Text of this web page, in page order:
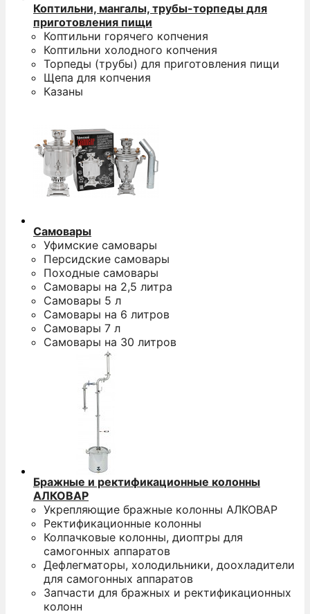
Коптильни, мангалы, трубы-торпеды для
приготовления пищи
Коптильни горячего копчения
Коптильни холодного копчения
Торпеды (трубы) для приготовления пищи
Щепа для копчения
Казаны
Самовары
Уфимские самовары
Персидские самовары
Походные самовары
Самовары на 2,5 литра
Самовары 5 л
Самовары на 6 литров
Самовары 7 л
Самовары на 30 литров
Бражные и ректификационные колонны
АЛКОВАР
Укрепляющие бражные колонны АЛКОВАР
Ректификационные колонны
Колпачковые колонны, диоптры для
самогонных аппаратов
Дефлегматоры, холодильники, доохладители
для самогонных аппаратов
Запчасти для бражных и ректификационных
колонн